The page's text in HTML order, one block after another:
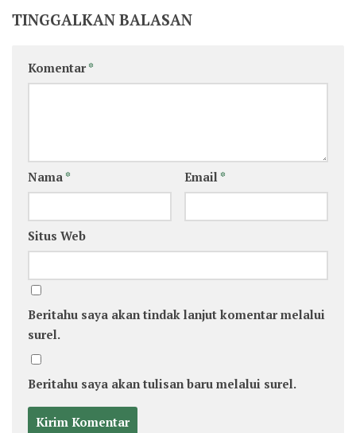
TINGGALKAN BALASAN
Komentar*
Nama * Email *
Situs Web
Beritahu saya akan tindak lanjut komentar melalui
surel.
Beritahu saya akan tulisan baru melalui surel.